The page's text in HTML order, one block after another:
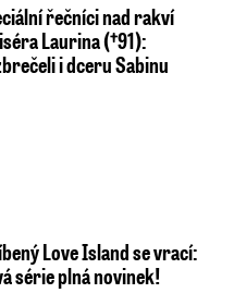
řečníci nad rakví
Laurina (†91):
i dceru Sabinu
Love Island se vrací:
série plná novinek!